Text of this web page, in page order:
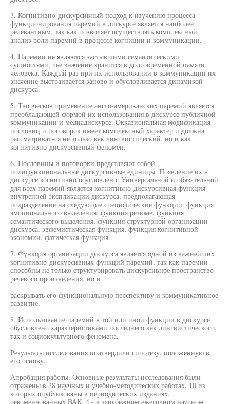
3. Когнитивно-дискурсивный подход к изучению процесса
функционирования паремий в дискурсе является наиболее
релевантным, так как позволяет осуществлять комплексный
анализ роли паремий в процессе когниции и коммуникации.
4. Паремии не являются застывшими семантическими
сущностями, чье значение хранится в долговременной памяти
человека. Каждый раз при их использовании в коммуникации их
значение выстраивается заново и обусловливается динамикой
дискурса.
5. Творческое применение англо-американских паремий является
преобладающей формой их использования в дискурсе публичной
коммуникации и медиадискурсе. Окказиональная модификация
пословиц и поговорок имеет комплексный характер и должна
рассматриваться не только как лингвистический, но и как
когнитивно-дискурсивный феномен.
6. Пословицы и поговорки представяют собой
полифункциональные дискурсивные единицы. Появление их в
дискурсе когнитивно обусловлено. Универсальной и обязательной
для всех паремий является когнитивно-дискурсивная функция
внутренней экспликации дискурса, предполагающая
подразделение на следующие специфические функции: функция
эмоционального выделения, функция резюме, функция
семантического выделения, функция структурной организации
дискурса, эвфемистическая функция, функция когнитивной
экономии, фатическая функция.
7. Функция организации дискурса является одной из важнейших
когнитивно-дискурсивных функций паремий, так как паремии
способны не только структурировать дискурсивное пространство
речевого произведения, но и
раскрывать его функциональную перспективу и коммуникативное
развитие.
8. Использование паремий в той или иной функции в дискурсе
обусловлено характеристиками последнего как лингвистического,
так и социокультурного феномена.
Результаты исследования подтвердили гипотезу, положенную в
его основу.
Апробация работы. Основные результаты исследования были
отражены в 28 научных и учебно-методических работах, 10 из
которых опубликованы в периодических изданиях,
рекомендованных ВАК, 4 - в зарубежном ежегодном научном